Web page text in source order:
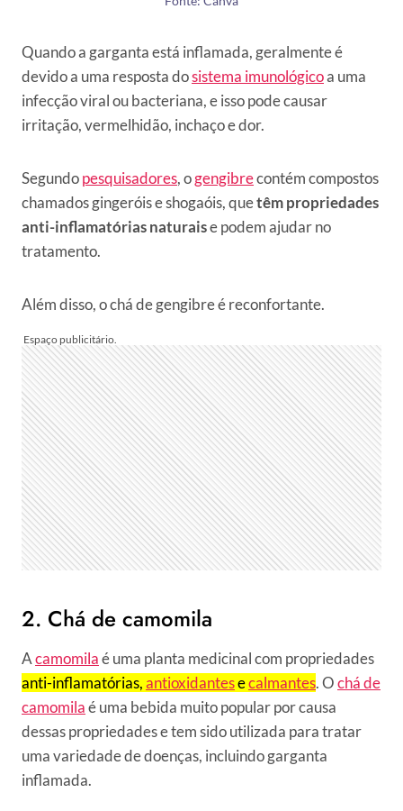
Quando a garganta está inflamada, geralmente é
devido a uma resposta dosistema imunológicoa uma
infecção viral ou bacteriana, e isso pode causar
irritação, vermelhidão, inchaço e dor.
Segundopesquisadores, ogengibrecontém compostos
chamados gingeróis e shogaóis, quetêm propriedades
anti-inflamatórias naturaise podem ajudar no
tratamento.
Além disso, o chá de gengibre é reconfortante.
2. Chá de camomila
Acamomilaé uma planta medicinal com propriedades
anti-inflamatórias,antioxidantesecalmantes. Ochá de
camomilaé uma bebida muito popular por causa
dessas propriedades e tem sido utilizada para tratar
uma variedade de doenças, incluindo garganta
inflamada.